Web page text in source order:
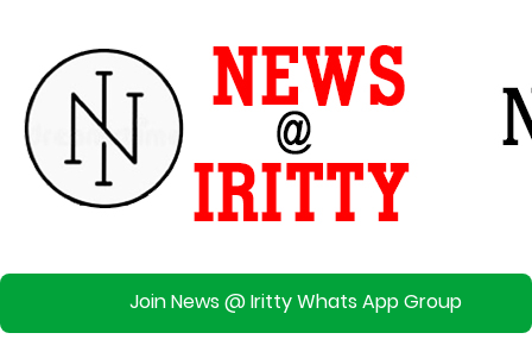
Join News @ Iritty Whats App Group